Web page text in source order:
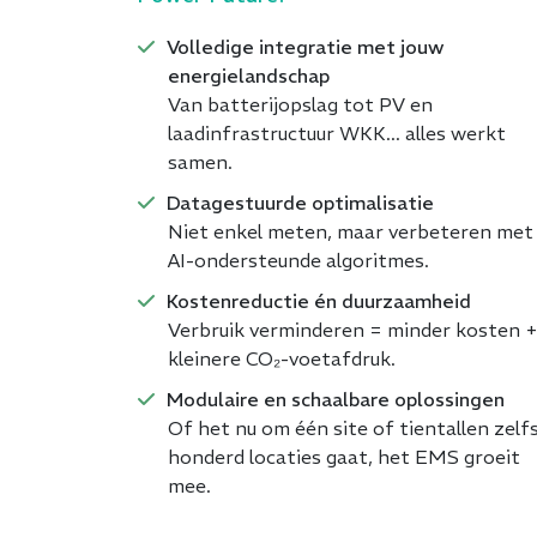
Volledige integratie met jouw
energielandschap
Van batterijopslag tot PV en
laadinfrastructuur WKK... alles werkt
samen.
Datagestuurde optimalisatie
Niet enkel meten, maar verbeteren met
AI-ondersteunde algoritmes.
Kostenreductie én duurzaamheid
Verbruik verminderen = minder kosten +
kleinere CO₂-voetafdruk.
Modulaire en schaalbare oplossingen
Of het nu om één site of tientallen
honderd locaties gaat, het EMS groeit
mee.